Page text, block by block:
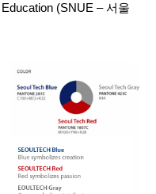
(SNUE – 서울